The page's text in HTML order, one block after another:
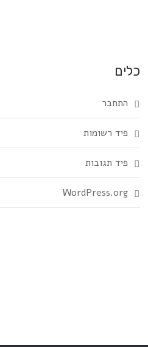
כלים
התחבר
פיד רשומות
פיד תגובות
WordPress.org